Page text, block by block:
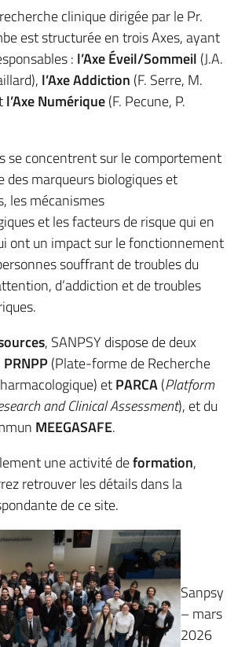
clinique dirigée par le Pr.
est structurée en trois Axes, ayant
: l’Axe Éveil/Sommeil (J.A.
l’Axe Addiction (F. Serre, M.
l’Axe Numérique(F. Pecune, P.
se concentrent sur le comportement
des marqueurs biologiques et
les mécanismes
et les facteurs de risque qui en
ont un impact sur le fonctionnement
souffrant de troubles du
d’addiction et de troubles
, SANPSY dispose de deux
PRNPP(Plate-forme de Recherche
etPARCA(Platform
and Clinical Assessment), et du
MEEGASAFE.
une activité deformation,
retrouver les détails dans la
de ce site.
Sanpsy
– mars
2026